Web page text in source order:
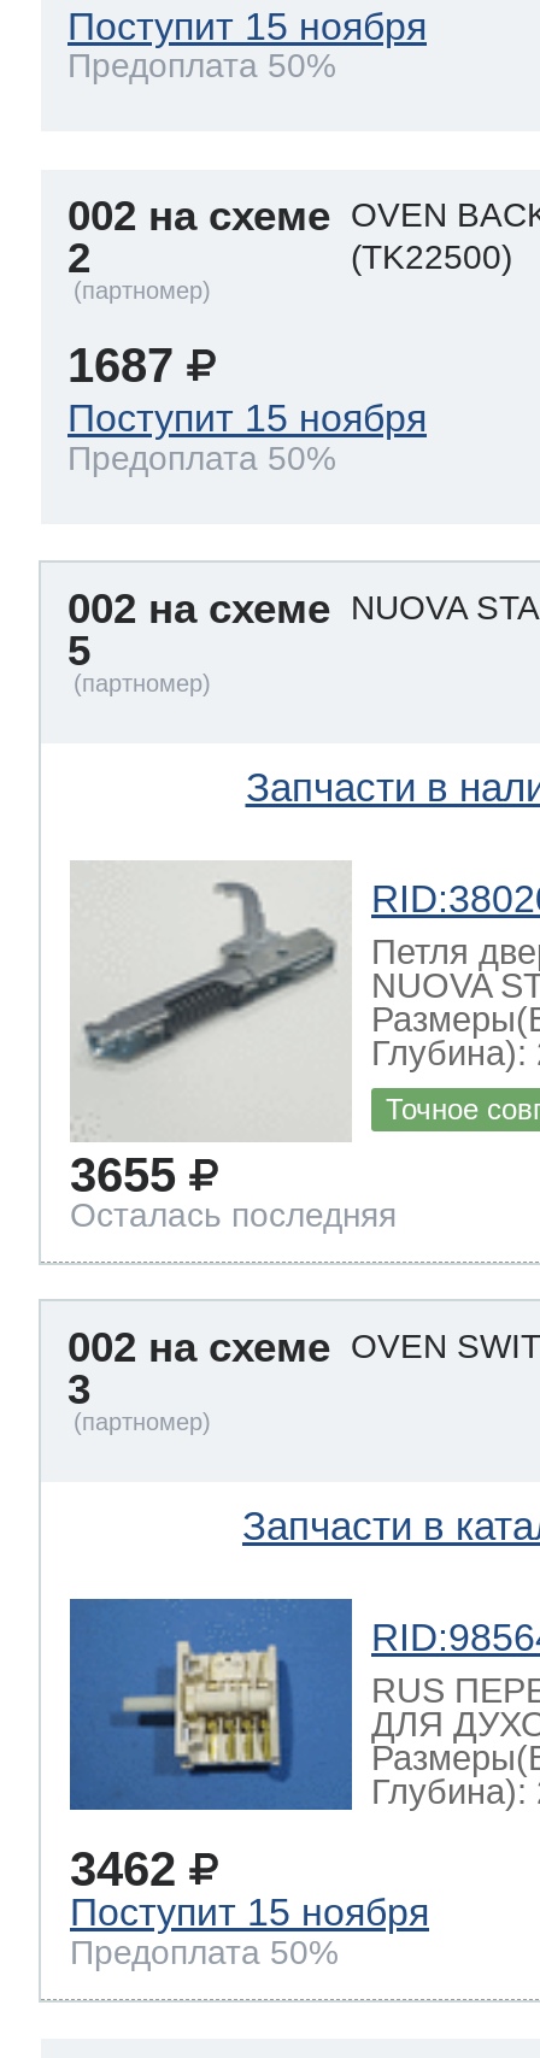
Поступит 15 ноября
Предоплата 50%
002 на схеме
2
OVEN
(TK22500)
1687
Поступит 15 ноября
Предоплата 50%
002 на схеме
5
NUOVA
Запчасти в
Петля
NUOVA
Глубина):
Точное
3655
Осталась последняя
002 на схеме
3
OVEN
Запчасти в
RUS
ДЛЯ
Глубина):
3462
Поступит 15 ноября
Предоплата 50%